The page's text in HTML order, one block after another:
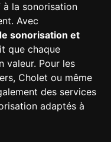
la sonorisation
Avec
sonorisation et
que chaque
valeur. Pour les
Cholet ou même
des services
adaptés à